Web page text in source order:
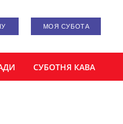
МОЯ СУБОТА
СУБОТНЯ КАВА